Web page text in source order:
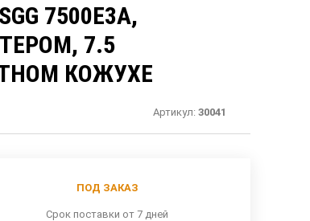
7500Е3A,
7.5
КОЖУХЕ
Артикул:30041
ПОД ЗАКАЗ
Срок поставки от 7 дней